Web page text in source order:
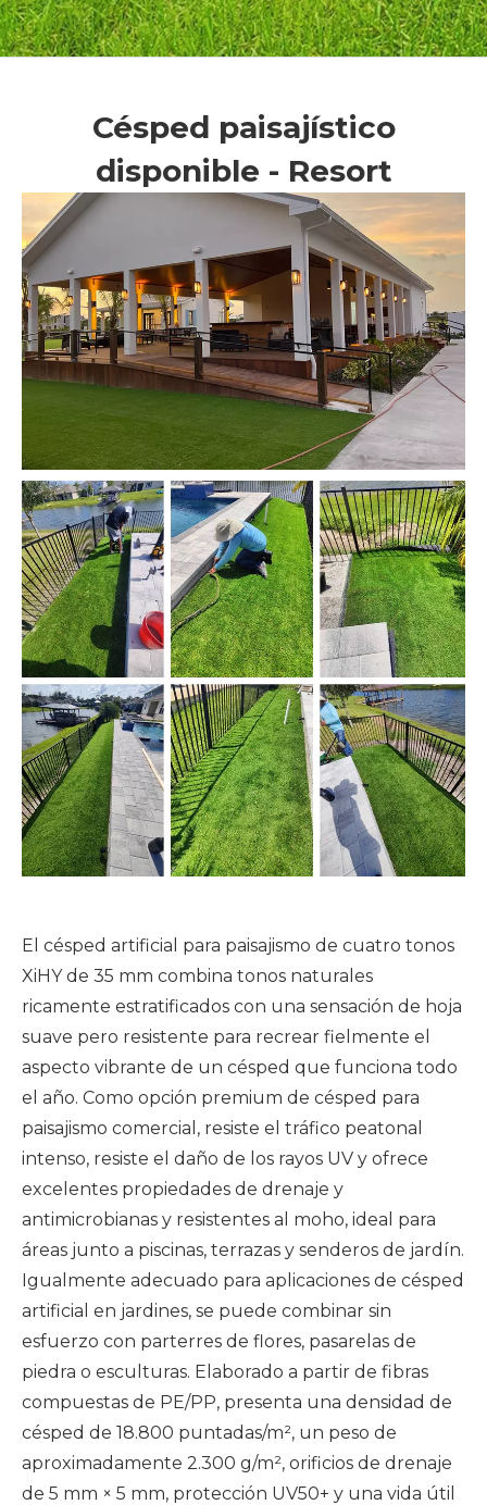
Césped paisajístico
disponible - Resort
El césped artificial para paisajismo de cuatro tonos
XiHY de 35 mm combina tonos naturales
ricamente estratificados con una sensación de hoja
suave pero resistente para recrear fielmente el
aspecto vibrante de un césped que funciona todo
el año. Como opción premium de césped para
paisajismo comercial, resiste el tráfico peatonal
intenso, resiste el daño de los rayos UV y ofrece
excelentes propiedades de drenaje y
antimicrobianas y resistentes al moho, ideal para
áreas junto a piscinas, terrazas y senderos de jardín.
Igualmente adecuado para aplicaciones de césped
artificial en jardines, se puede combinar sin
esfuerzo con parterres de flores, pasarelas de
piedra o esculturas. Elaborado a partir de fibras
compuestas de PE/PP, presenta una densidad de
césped de 18.800 puntadas/m², un peso de
aproximadamente 2.300 g/m², orificios de drenaje
de 5 mm × 5 mm, protección UV50+ y una vida útil